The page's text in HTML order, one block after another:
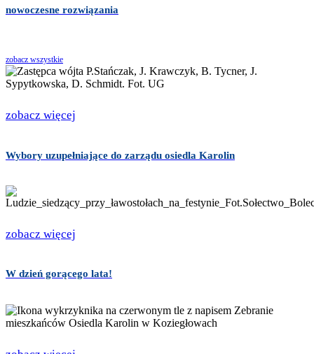
nowoczesne rozwiązania
zobacz wszystkie
zobacz więcej
Wybory uzupełniające do zarządu osiedla Karolin
zobacz więcej
W dzień gorącego lata!